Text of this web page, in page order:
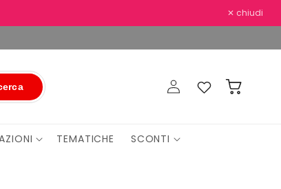
✕ chiudi
Accedi Preferiti Carrello
TEMATICHE SCONTI